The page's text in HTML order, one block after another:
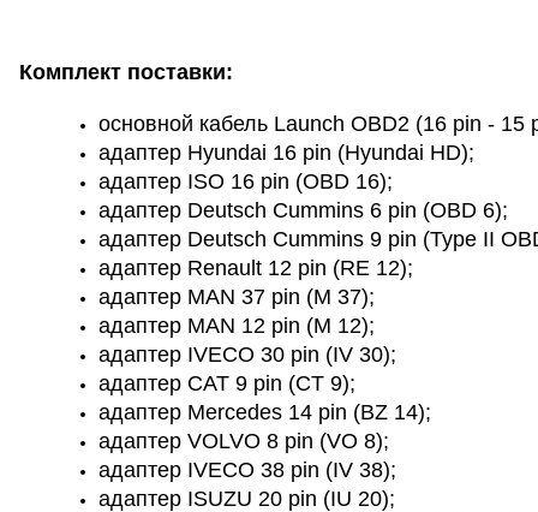
Комплект поставки:
основной кабель Launch OBD2 (16 pin - 15
адаптер Hyundai 16 pin (Hyundai HD);
адаптер ISO 16 pin (OBD 16);
адаптер Deutsch Cummins 6 pin (OBD 6);
адаптер Deutsch Cummins 9 pin (Type II
адаптер Renault 12 pin (RE 12);
адаптер MAN 37 pin (M 37);
адаптер MAN 12 pin (M 12);
адаптер IVECO 30 pin (IV 30);
адаптер CAT 9 pin (CT 9);
адаптер Mercedes 14 pin (BZ 14);
адаптер VOLVO 8 pin (VO 8);
адаптер IVECO 38 pin (IV 38);
адаптер ISUZU 20 pin (IU 20);